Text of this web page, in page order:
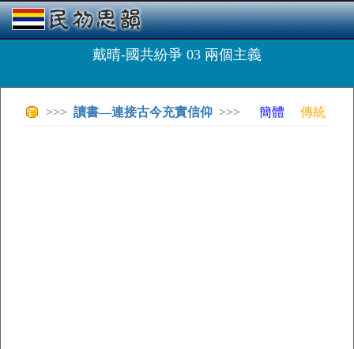
戴晴-國共紛爭 03 兩個主義
>>> 讀書—連接古今充實信仰 >>> 簡體 傳統